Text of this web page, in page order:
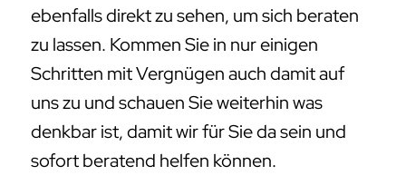
ebenfalls direkt zu sehen, um sich beraten
zu lassen. Kommen Sie in nur einigen
Schritten mit Vergnügen auch damit auf
uns zu und schauen Sie weiterhin was
denkbar ist, damit wir für Sie da sein und
sofort beratend helfen können.